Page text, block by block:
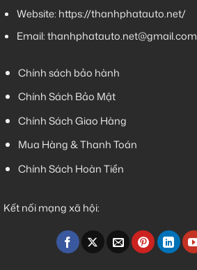
Website: https://thanhphatauto.net/
Email:thanhphatauto.net@gmail.com
Chính sách bảo hành
Chính Sách Bảo Mật
Chính Sách Giao Hàng
Mua Hàng & Thanh Toán
Chính Sách Hoàn Tiền
Kết nối mạng xã hội: